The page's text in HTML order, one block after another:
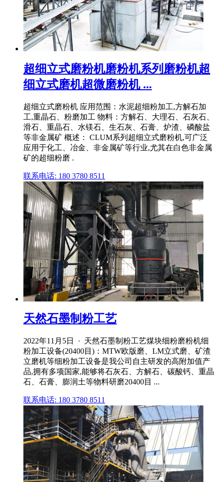
超细立式磨粉机磨粉机系列磨粉机超
细立式磨机超微磨粉机 ...
超细立式磨粉机 应用范围：水泥超细粉加工,方解石加
工,重晶石、粉磨加工 物料：方解石、大理石、石灰石、
滑石、重晶石、水镁石、生石灰、石膏、炉渣、磷酸盐
等非金属矿 概述： CLUM系列超细立式磨粉机,可广泛
应用于化工、冶金、非金属矿等行业,尤其在白色非金属
矿的超细粉磨 .
联系电话: 180 3780 8511
天然石墨制粉工艺
2022年11月5日 · 天然石墨制粉工艺煤块细粉磨粉机细
粉加工设备(20400目)：MTW欧版磨、LM立式磨、矿渣
立磨机等细粉加工设备是我公司自主研发的高附加值产
品,拥有多项国家,能够将石灰石、方解石、碳酸钙、重晶
石、石膏、膨润土等物料研磨20400目 ...
联系电话: 180 3780 8511